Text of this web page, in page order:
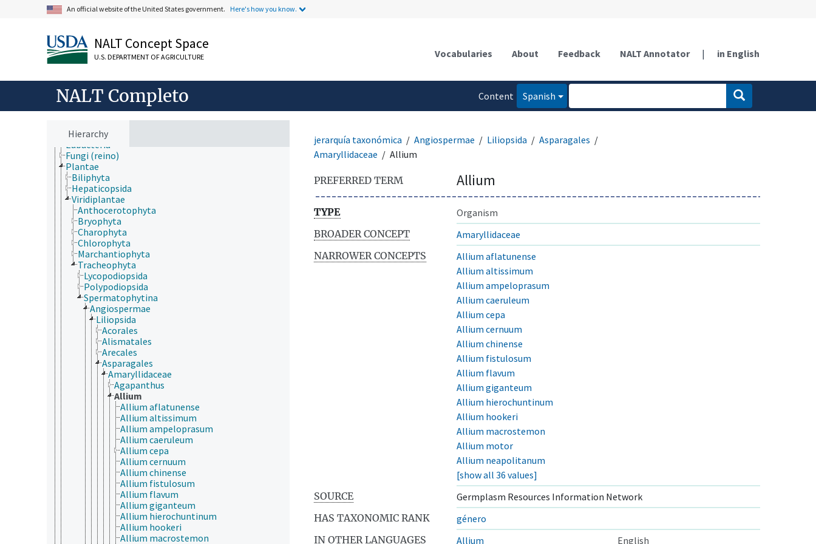
An official website of the United States government. Here's how you know.
NALT Concept Space
U.S. DEPARTMENT OF AGRICULTURE Vocabularies About Feedback NALT Annotator | in English
NALT Completo
Content
Spanish
Hierarchy
ámbitos de estudio
animales, ganado, Una Sola Salud
desarrollo rural, comunidades, educación, extensión
economía, comercio, derecho, negocios, industria
fincas, sistemas de producción agrícola
investigación, tecnología, métodos
jerarquía taxonómica
Animalia
Chromista
Eubacteria
Fungi (reino)
Plantae
Biliphyta
Hepaticopsida
Viridiplantae
Anthocerotophyta
Bryophyta
Charophyta
Chlorophyta
Marchantiophyta
Tracheophyta
Lycopodiopsida
Polypodiopsida
Spermatophytina
Angiospermae
Liliopsida
Acorales
Alismatales
Arecales
Asparagales
Amaryllidaceae
Agapanthus
Allium
Allium aflatunense
Allium altissimum
Allium ampeloprasum
Allium caeruleum
Allium cepa
Allium cernuum
Allium chinense
Allium fistulosum
Allium flavum
Allium giganteum
Allium hierochuntinum
Allium hookeri
Allium macrostemon
jerarquía taxonómica Angiospermae Liliopsida
Asparagales
Amaryllidaceae
Allium
PREFERRED TERM Allium
TYPE
Organism
BROADER CONCEPT
Amaryllidaceae
NARROWER CONCEPTS
Allium aflatunense
Allium altissimum
Allium ampeloprasum
Allium caeruleum
Allium cepa
Allium cernuum
Allium chinense
Allium fistulosum
Allium flavum
Allium giganteum
Allium hierochuntinum
Allium hookeri
Allium macrostemon
Allium motor
Allium neapolitanum
[show all 36 values]
SOURCE
Germplasm Resources Information Network
HAS TAXONOMIC RANK
género
IN OTHER LANGUAGES
Allium English